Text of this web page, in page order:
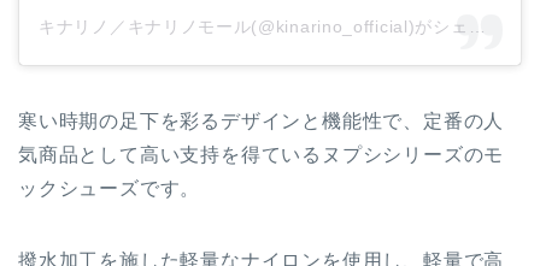
寒い時期の足下を彩るデザインと機能性で、定番の人
気商品として高い支持を得ているヌプシシリーズのモ
ックシューズです。
撥水加工を施した軽量なナイロンを使用し、軽量で高